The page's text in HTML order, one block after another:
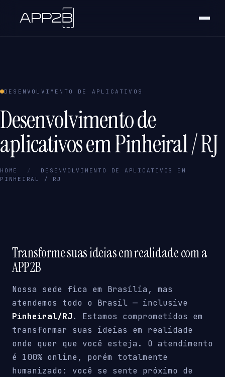
DESENVOLVIMENTO DE APLICATIVOS
Desenvolvimento de
aplicativos em Pinheiral / RJ
HOME /
DESENVOLVIMENTO DE APLICATIVOS EM
PINHEIRAL / RJ
Transforme suas ideias em realidade com a
APP2B
Nossa sede fica em Brasília, mas
atendemos todo o Brasil — inclusive
Pinheiral/RJ. Estamos comprometidos em
transformar suas ideias em realidade
onde quer que você esteja. O atendimento
é 100% online, porém totalmente
humanizado: você se sente próximo de